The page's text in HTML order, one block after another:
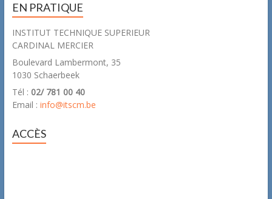
EN PRATIQUE
INSTITUT TECHNIQUE SUPERIEUR
CARDINAL MERCIER
Boulevard Lambermont, 35
1030 Schaerbeek
Tél : 02/ 781 00 40
Email : info@itscm.be
ACCÈS